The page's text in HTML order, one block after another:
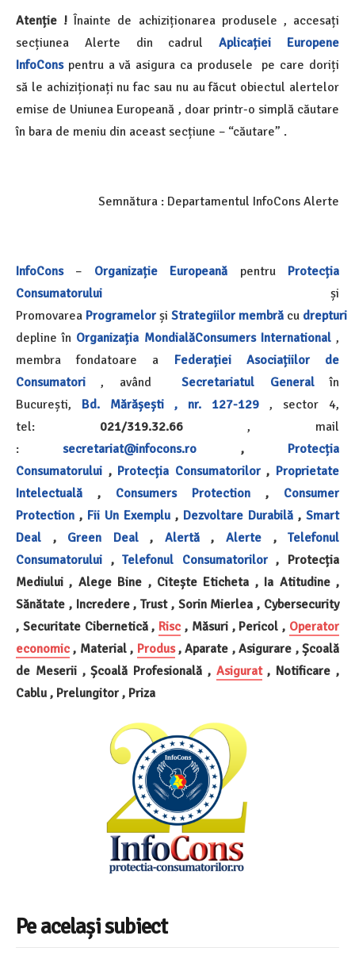
Atenție ! Înainte de achiziționarea produsele , accesați
secțiunea Alerte din cadrulAplicației Europene
InfoConspentru a vă asigura ca produsele pe care doriți
să le achiziționați nu fac sau nu au făcut obiectul alertelor
emise de Uniunea Europeană , doar printr-o simplă căutare
în bara de meniu din aceast secțiune – “căutare” .
Semnătura : Departamentul InfoCons Alerte
InfoCons– Organizație Europeană pentru Protecția
Consumatorului și
Promovarea Programelor și Strategiilor membră cu drepturi
depline în Organizația MondialăConsumers International,
membra fondatoare a Federației Asociațiilor de
Consumatori , avândSecretariatul Generalîn
București, Bd. Mărășești , nr. 127-129 , sector 4,
tel: 021/319.32.66, mail
:secretariat@infocons.ro , Protecția
Consumatorului , Protecția Consumatorilor , Proprietate
Intelectuală
, Consumers Protection ,
Consumer
Protection , Fii Un Exemplu , Dezvoltare Durabilă , Smart
Deal , Green Deal, Alertă, Alerte ,Telefonul
Consumatorului , Telefonul Consumatorilor , Protecția
Mediului , Alege Bine , Citește Eticheta , Ia Atitudine ,
Sănătate , Incredere , Trust , Sorin Mierlea , Cybersecurity
, Securitate Cibernetică , Risc , Măsuri , Pericol , Operator
economic , Material , Produs , Aparate , Asigurare ,Școală
de Meserii , Școală Profesională , Asigurat , Notificare ,
Cablu , Prelungitor , Priza
Pe același subiect